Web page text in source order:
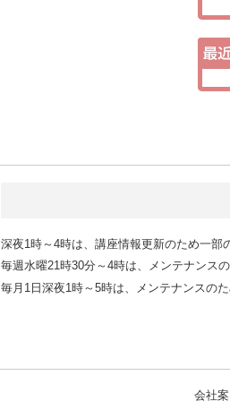
深夜1時～4時は、講座情報更新のため一部
毎週水曜21時30分～4時は、メンテナンス
毎月1日深夜1時～5時は、メンテナンスの
会社